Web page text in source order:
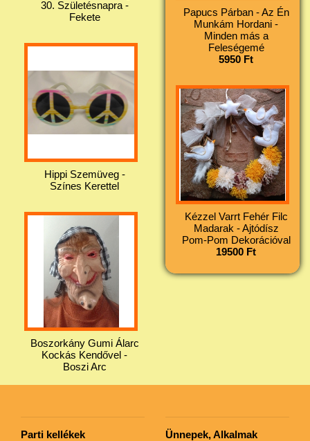
30. Születésnapra -
Fekete
Hippi Szemüveg -
Színes Kerettel
Boszorkány Gumi Álarc
Kockás Kendővel -
Boszi Arc
Papucs Párban - Az Én
Munkám Hordani -
Minden más a
Feleségemé
5950 Ft
Kézzel Varrt Fehér Filc
Madarak - Ajtódísz
Pom-Pom Dekorációval
19500 Ft
Parti kellékek Ünnepek, Alkalmak